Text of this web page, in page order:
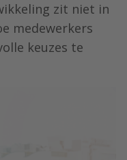
zit niet in
medewerkers
keuzes te